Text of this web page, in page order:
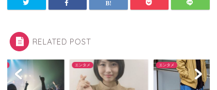
RELATED POST
エンタメ エンタメ